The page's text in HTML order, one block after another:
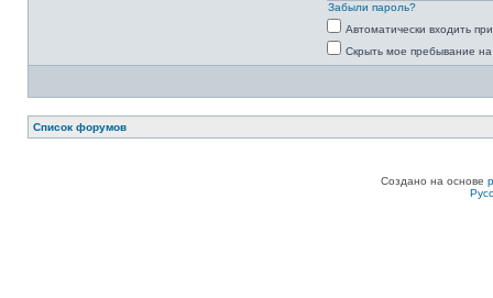
Забыли пароль?
Автоматически входить
Скрыть мое пребывание
Список форумов
Создано на основе